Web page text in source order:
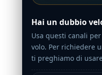
Hai un dubbio
Usa questi canali
volo. Per richiedere
ti preghiamo di